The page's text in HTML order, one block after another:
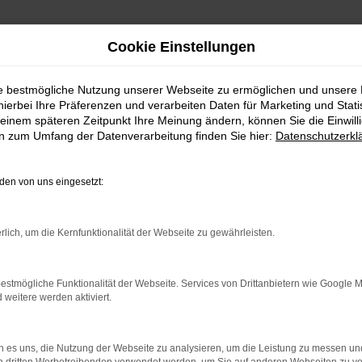
Alles passte und wurde schnell und reibungslos
noch mehr Spass ;-) . Ist alles super organisiert und das
Cookie Einstellungen
bestmögliche Nutzung unserer Webseite zu ermöglichen und unsere
Ihre Präferenzen und verarbeiten Daten für Marketing und
späteren Zeitpunkt Ihre Meinung ändern, können Sie die
zum Umfang der Datenverarbeitung finden Sie hier:
von uns eingesetzt:
um die Kernfunktionalität der Webseite zu gewährleisten.
Funktionalität der Webseite. Services von Drittanbietern wie Google
weitere werden aktiviert.
es uns, die Nutzung der Webseite zu analysieren, um die Leistung zu messen